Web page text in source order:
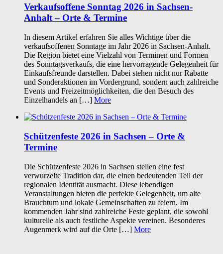
Verkaufsoffene Sonntag 2026 in Sachsen-
Anhalt – Orte & Termine
In diesem Artikel erfahren Sie alles Wichtige über die
verkaufsoffenen Sonntage im Jahr 2026 in Sachsen-Anhalt.
Die Region bietet eine Vielzahl von Terminen und Formen
des Sonntagsverkaufs, die eine hervorragende Gelegenheit für
Einkaufsfreunde darstellen. Dabei stehen nicht nur Rabatte
und Sonderaktionen im Vordergrund, sondern auch zahlreiche
Events und Freizeitmöglichkeiten, die den Besuch des
Einzelhandels an […] More
Schützenfeste 2026 in Sachsen – Orte &
Termine
Die Schützenfeste 2026 in Sachsen stellen eine fest
verwurzelte Tradition dar, die einen bedeutenden Teil der
regionalen Identität ausmacht. Diese lebendigen
Veranstaltungen bieten die perfekte Gelegenheit, um alte
Brauchtum und lokale Gemeinschaften zu feiern. Im
kommenden Jahr sind zahlreiche Feste geplant, die sowohl
kulturelle als auch festliche Aspekte vereinen. Besonderes
Augenmerk wird auf die Orte […] More